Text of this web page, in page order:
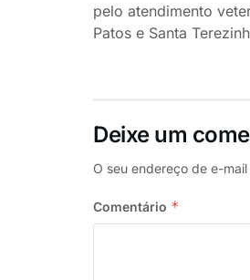
pelo atendimento
Patos e Santa
Deixe um
O seu endereço de e-
Comentário *